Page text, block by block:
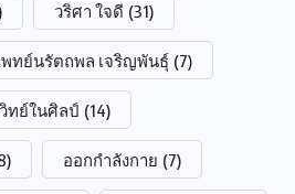
วริศา ใจดี (31)
ทย์นรัตถพล เจริญพันธุ์ (7)
ทย์ในศิลป์ (14)
ออกกำลังกาย (7)